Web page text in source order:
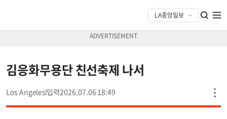
김응화무용단 친선축제 나서
Los Angeles 2026.07.06 18:49